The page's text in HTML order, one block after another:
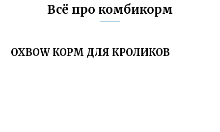
Всё про комбикорм
OXBOW КОРМ ДЛЯ КРОЛИКОВ